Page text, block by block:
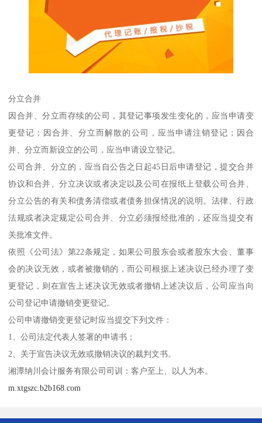
分立合并
因合并、分立而存续的公司，其登记事项发生变化的，应当申请变
更登记；因合并、分立而解散的公司，应当申请注销登记；因合
并、分立而新设立的公司，应当申请设立登记。
公司合并、分立的，应当自公告之日起45日后申请登记，提交合并
协议和合并、分立决议或者决定以及公司在报纸上登载公司合并、
分立公告的有关和债务清偿或者债务担保情况的说明。法律、行政
法规或者决定规定公司合并、分立必须报经批准的，还应当提交有
关批准文件。
依照《公司法》第22条规定，如果公司股东会或者股东大会、董事
会的决议无效，或者被撤销的，而公司根据上述决议已经办理了变
更登记，则在宣告上述决议无效或者撤销上述决议后，公司应当向
公司登记申请撤销变更登记。
公司申请撤销变更登记时应当提交下列文件：
1、公司法定代表人签署的申请书；
2、关于宣告决议无效或撤销决议的裁判文书。
湘潭纳川会计服务有限公司司训：客户至上、以人为本。
m.xtgszc.b2b168.com